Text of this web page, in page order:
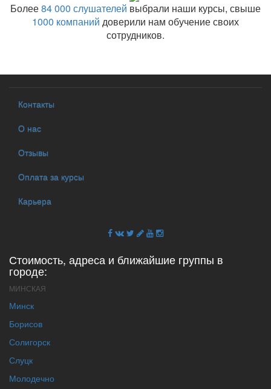
Более84 000 слушателей выбрали наши курсы, свыше
1000 компаний доверили нам обучение своих
сотрудников.
Контакты
О нас
Отзывы
Оплата за курсы
Карьера
Стоимость, адреса и ближайшие группы в
городе:
МИНСКАЯ
Минск
Борисов
Солигорск
Слуцк
Молодечно